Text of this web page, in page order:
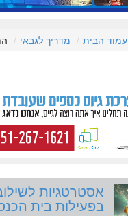
עמוד הבית מדריך לגבאי
אסטרטגיות
בפעילות בית